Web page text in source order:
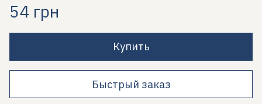
54 грн
Купить
Быстрый заказ